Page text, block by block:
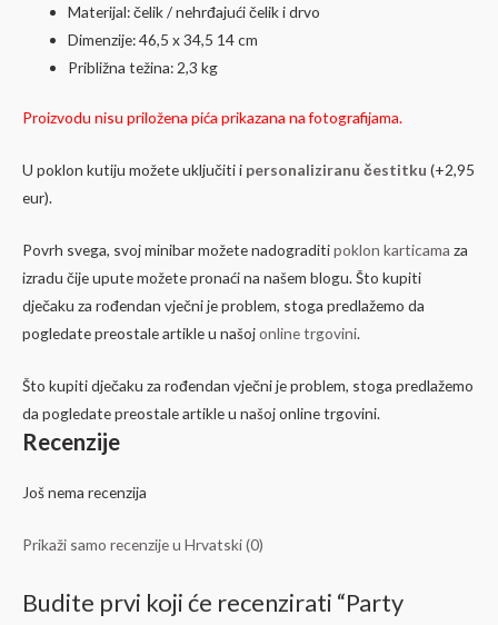
Materijal: čelik / nehrđajući čelik i drvo
Dimenzije: 46,5 x 34,5 14 cm
Približna težina: 2,3 kg
Proizvodu nisu priložena pića prikazana na fotografijama.
U poklon kutiju možete uključiti i personaliziranu čestitku (+2,95
eur).
Povrh svega, svoj minibar možete nadograditipoklon karticama za
izradu čije upute možete pronaći na našem blogu. Što kupiti
dječaku za rođendan vječni je problem, stoga predlažemo da
pogledate preostale artikle u našojonline trgovini.
Što kupiti dječaku za rođendan vječni je problem, stoga predlažemo
da pogledate preostale artikle u našoj online trgovini.
Recenzije
Još nema recenzija
Prikaži samo recenzije u Hrvatski (0)
Budite prvi koji će recenzirati “Party